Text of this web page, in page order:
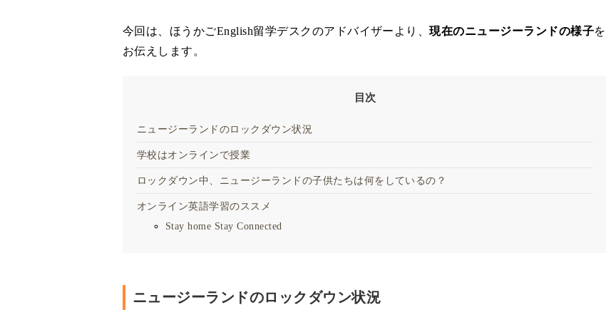
今回は、ほうかごEnglish留学デスクのアドバイザーより、現在のニュージーランドの様子を
お伝えします。
目次
ニュージーランドのロックダウン状況
学校はオンラインで授業
ロックダウン中、ニュージーランドの子供たちは何をしているの？
オンライン英語学習のススメ
Stay home Stay Connected
ニュージーランドのロックダウン状況